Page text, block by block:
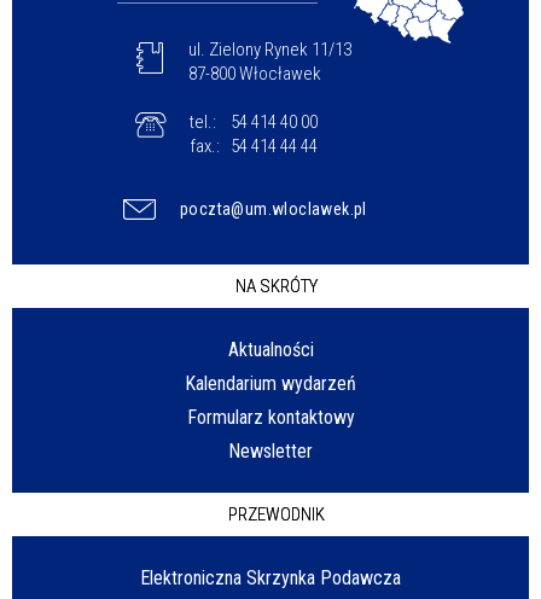
ul. Zielony Rynek 11/13
87-800 Włocławek
tel.:
54 414 40 00
fax.:
54 414 44 44
poczta@um.wloclawek.pl
NA SKRÓTY
Aktualności
Kalendarium wydarzeń
Formularz kontaktowy
Newsletter
PRZEWODNIK
Elektroniczna Skrzynka Podawcza